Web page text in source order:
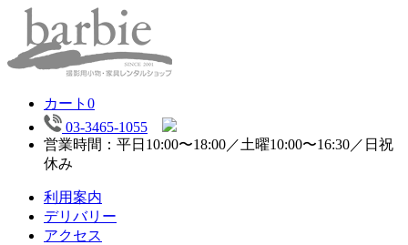
カート 0
03-3465-1055
営業時間：平日10:00〜18:00／土曜10:00〜16:30／日祝
休み
利用案内
デリバリー
アクセス